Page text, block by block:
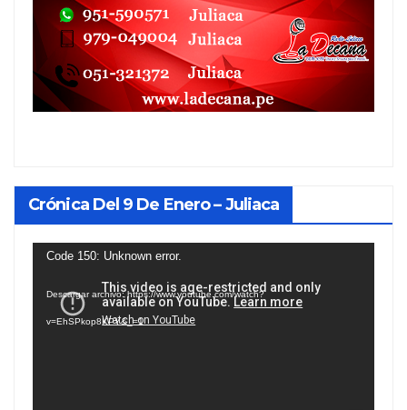
Crónica Del 9 De Enero – Juliaca
Reproductor
vídeo
Code 150: Unknown error.
Descargar archivo: https://www.youtube.com/watch?
v=EhSPkop8KPY&_=1